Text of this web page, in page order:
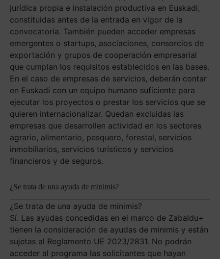
jurídica propia e instalación productiva en Euskadi,
constituidas antes de la entrada en vigor de la
convocatoria. También pueden acceder empresas
emergentes o startups, asociaciones, consorcios de
exportación y grupos de cooperación empresarial
que cumplan los requisitos establecidos en las bases.
En el caso de empresas de servicios, deberán contar
en Euskadi con un equipo humano suficiente para
ejecutar los proyectos o prestar los servicios que se
quieren internacionalizar. Quedan excluidas las
empresas que desarrollen actividad en los sectores
agrario, alimentario, pesquero, forestal, servicios
inmobiliarios, servicios turísticos y servicios
financieros y de seguros.
¿Se trata de una ayuda de minimis?
¿Se trata de una ayuda de minimis?
Sí. Las ayudas concedidas en el marco de Zabaldu+
tienen la consideración de ayudas de minimis y están
sujetas al Reglamento UE 2023/2831. No podrán
acceder al programa las solicitantes que hayan